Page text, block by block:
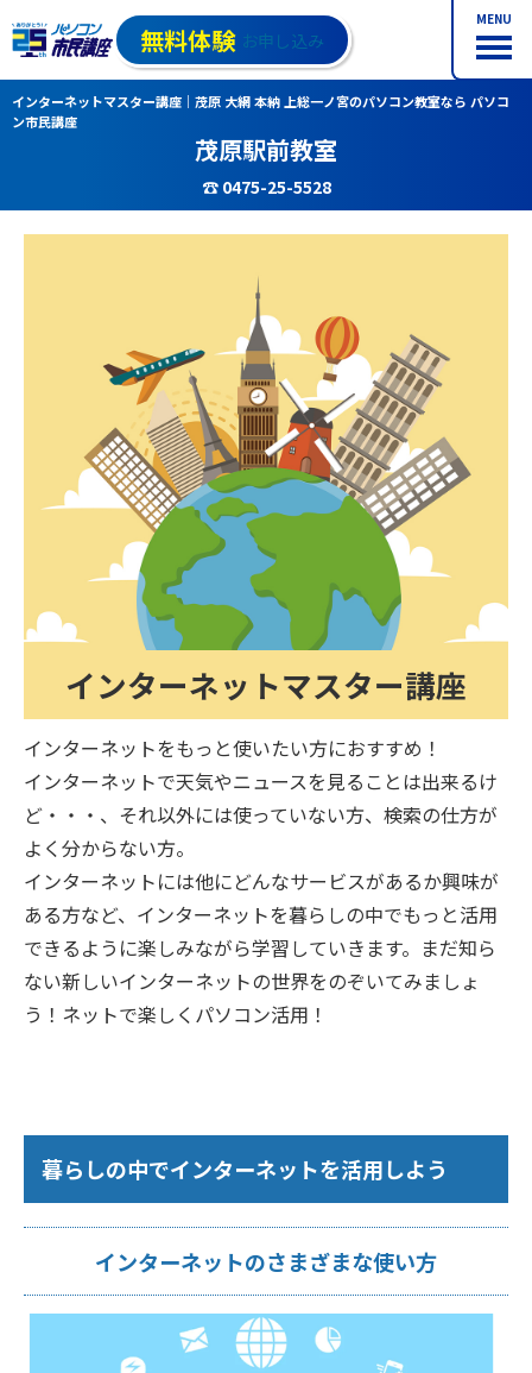
MENU
無料体験 お申し込み
インターネットマスター講座｜茂原 大網 本納 上総一ノ宮のパソコン教室なら パソコ
ン市民講座
茂原駅前教室
☎ 0475-25-5528
インターネットマスター講座
インターネットをもっと使いたい方におすすめ！
インターネットで天気やニュースを見ることは出来るけ
ど・・・、それ以外には使っていない方、検索の仕方が
よく分からない方。
インターネットには他にどんなサービスがあるか興味が
ある方など、インターネットを暮らしの中でもっと活用
できるように楽しみながら学習していきます。まだ知ら
ない新しいインターネットの世界をのぞいてみましょ
う！ネットで楽しくパソコン活用！
暮らしの中でインターネットを活用しよう
インターネットのさまざまな使い方